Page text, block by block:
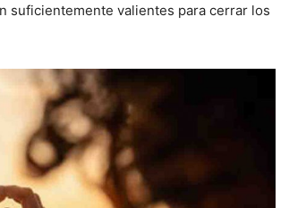
suficientemente valientes para cerrar los